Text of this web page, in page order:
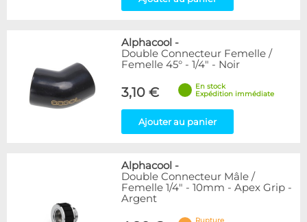
Alphacool -
Double Connecteur Femelle /
Femelle 45° - 1/4" - Noir
3,10 €
En stock
Expédition immédiate
Ajouter au panier
Alphacool -
Double Connecteur Mâle /
Femelle 1/4" - 10mm - Apex Grip -
Argent
Rupture